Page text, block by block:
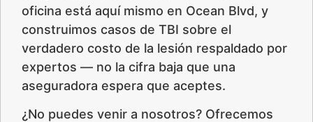
oficina está aquí mismo en Ocean Blvd, y
construimos casos de TBI sobre el
verdadero costo de la lesión respaldado por
expertos — no la cifra baja que una
aseguradora espera que aceptes.
¿No puedes venir a nosotros? Ofrecemos